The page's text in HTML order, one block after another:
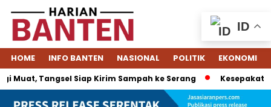
HOME INFO BANTEN NASIONAL POLITIK EKONOMI
Muat, Tangsel Siap Kirim Sampah ke Serang
ID